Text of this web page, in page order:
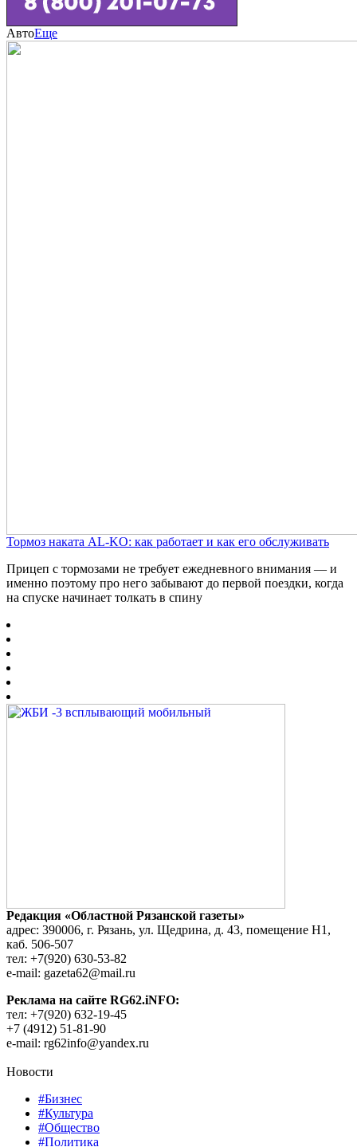
АвтоЕще
Тормоз наката AL-KO: как работает и как его обслуживать
Прицеп с тормозами не требует ежедневного внимания — и
именно поэтому про него забывают до первой поездки, когда
на спуске начинает толкать в спину
Редакция «Областной Рязанской газеты»
адрес: 390006, г. Рязань, ул. Щедрина, д. 43, помещение Н1,
каб. 506-507
тел: +7(920) 630-53-82
e-mail: gazeta62@mail.ru
Реклама на сайте RG62.iNFO:
тел: +7(920) 632-19-45
+7 (4912) 51-81-90
e-mail: rg62info@yandex.ru
Новости
#Бизнес
#Культура
#Общество
#Политика